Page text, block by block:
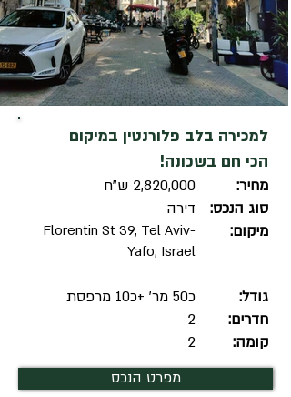
למכירה בלב פלורנטין במיקום
הכי חם בשכונה!
2,820,000 ש"ח
דירה
Florentin St 39, Tel Aviv-
Yafo, Israel
מחיר:
סוג הנכס:
מיקום:
כ50 מר' +כ10 מרפסת
2
2
גודל:
חדרים:
קומה:
מפרט הנכס